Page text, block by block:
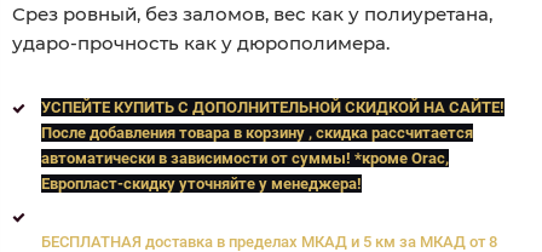
Срез ровный, без заломов, вес как у полиуретана,
ударо-прочность как у дюрополимера.
УСПЕЙТЕ КУПИТЬ C ДОПОЛНИТЕЛЬНОЙ СКИДКОЙ НА САЙТЕ!
После добавления товара в корзину , скидка рассчитается
автоматически в зависимости от суммы! *кроме Orac,
Европласт-скидку уточняйте у менеджера!
БЕСПЛАТНАЯ доставка в пределах МКАД и 5 км за МКАД от 8